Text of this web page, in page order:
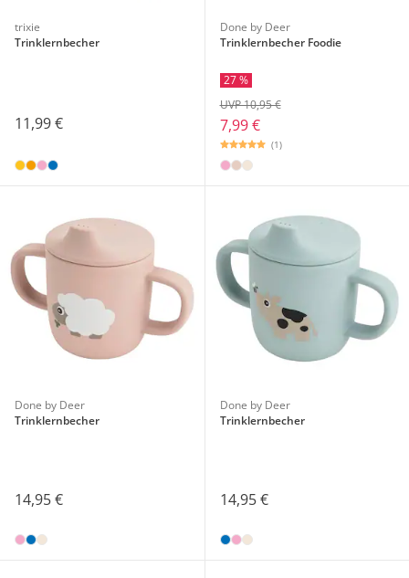
trixie
Trinklernbecher
11,99 €
Done by Deer
Trinklernbecher Foodie
27 %
7,99 €
UVP 10,95 €
(1)
Done by Deer
Trinklernbecher
14,95 €
Done by Deer
Trinklernbecher
14,95 €